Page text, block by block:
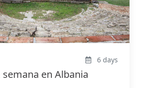
6 days
en Albania